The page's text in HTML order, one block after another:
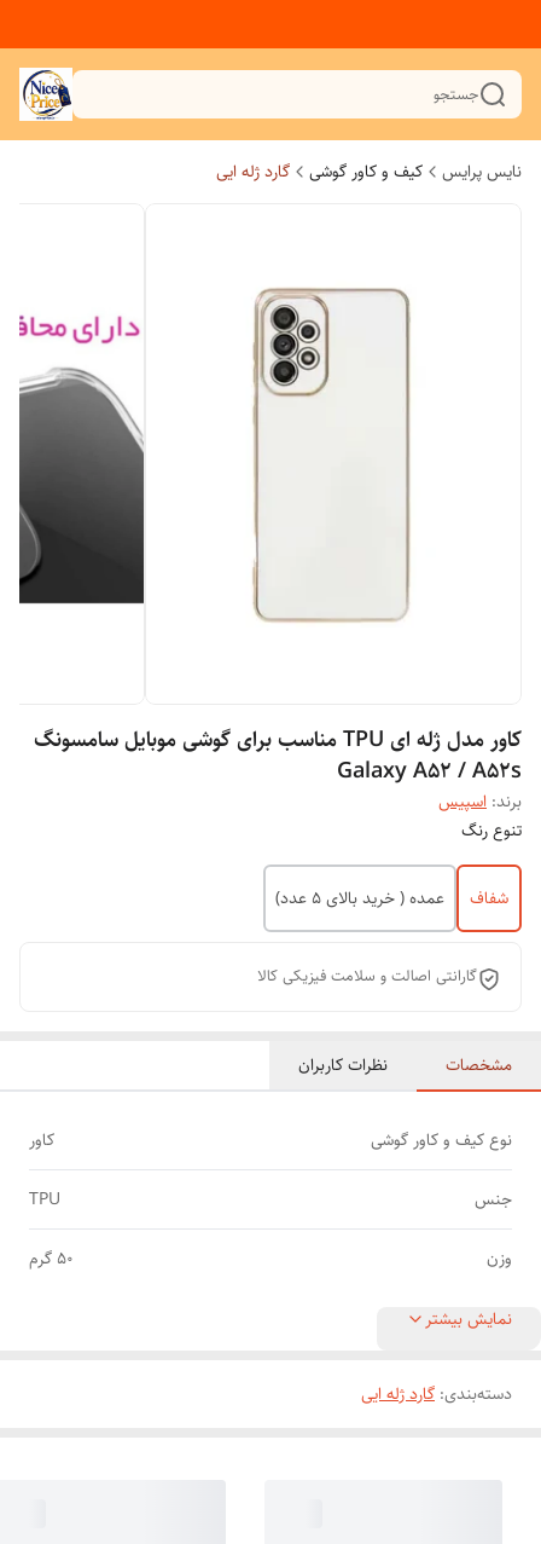
جستجو
نایس پرایس کیف و کاور گوشی گارد ژله ایی
کاور مدل ژله ای TPU مناسب برای گوشی موبایل سامسونگ
Galaxy A52 / A52s
برند: اسپیس
تنوع رنگ
شفاف عمده ( خرید بالای 5 عدد)
گارانتی اصالت و سلامت فیزیکی کالا
مشخصات نظرات کاربران
نوع کیف و کاور گوشی کاور
جنس TPU
وزن 50 گرم
نمایش بیشتر
دسته‌بندی: گارد ژله ایی